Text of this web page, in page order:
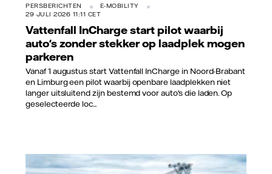
PERSBERICHTEN
E-MOBILITY
29 JULI 2026 11:11 CET
Vattenfall InCharge start pilot waarbij
auto's zonder stekker op laadplek mogen
parkeren
Vanaf 1 augustus start Vattenfall InCharge in Noord-Brabant
en Limburg een pilot waarbij openbare laadplekken niet
langer uitsluitend zijn bestemd voor auto's die laden. Op
geselecteerde loc...